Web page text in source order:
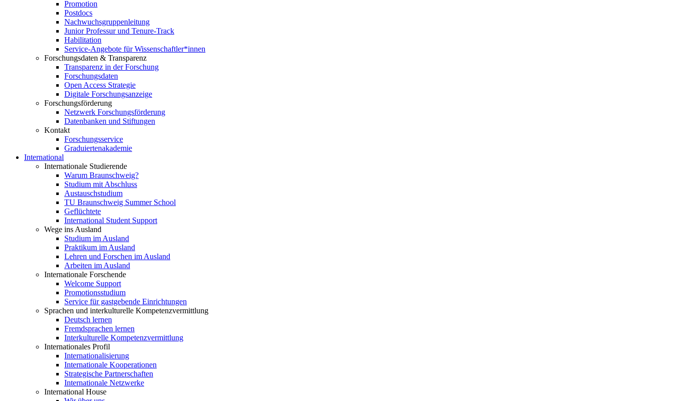
Promotion
Postdocs
Nachwuchsgruppenleitung
Junior Professur und Tenure-Track
Habilitation
Service-Angebote für Wissenschaftler*innen
Forschungsdaten & Transparenz
Transparenz in der Forschung
Forschungsdaten
Open Access Strategie
Digitale Forschungsanzeige
Forschungsförderung
Netzwerk Forschungsförderung
Datenbanken und Stiftungen
Kontakt
Forschungsservice
Graduiertenakademie
International
Internationale Studierende
Warum Braunschweig?
Studium mit Abschluss
Austauschstudium
TU Braunschweig Summer School
Geflüchtete
International Student Support
Wege ins Ausland
Studium im Ausland
Praktikum im Ausland
Lehren und Forschen im Ausland
Arbeiten im Ausland
Internationale Forschende
Welcome Support
Promotionsstudium
Service für gastgebende Einrichtungen
Sprachen und interkulturelle Kompetenzvermittlung
Deutsch lernen
Fremdsprachen lernen
Interkulturelle Kompetenzvermittlung
Internationales Profil
Internationalisierung
Internationale Kooperationen
Strategische Partnerschaften
Internationale Netzwerke
International House